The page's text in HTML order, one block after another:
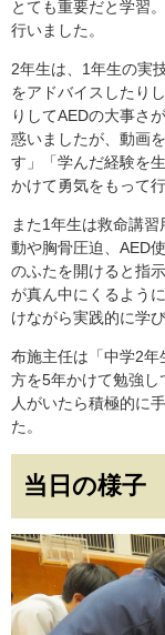
とても重要だと学習
行いました。
2年生は、1年生の実
をアドバイスしたり
りしてAEDの大事さ
惑いましたが、動画
す」「学んだ経験を
かけて勇気をもって
また1年生は救命講
動や胸骨圧迫、AED
のふたを開けると指
が真ん中にくるよう
けながら実践的に学び
布施主任は「中学2
方を5年かけて勉強し
人がいたら積極的に
た。
当日の様子